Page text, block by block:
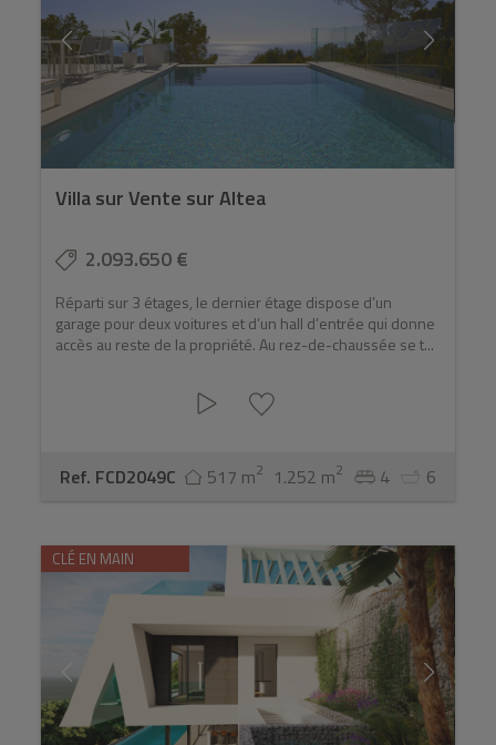
Villa sur Vente sur Altea
2.093.650 €
Réparti sur 3 étages, le dernier étage dispose d’un
garage pour deux voitures et d’un hall d’entrée qui donne
accès au reste de la propriété. Au rez-de-chaussée se t...
Ref. FCD2049C 517 m2 1.252 m2 4 6
CLÉ EN MAIN